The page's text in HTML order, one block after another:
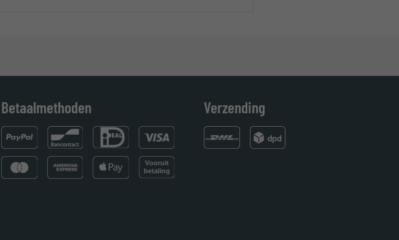
Betaalmethoden Verzending